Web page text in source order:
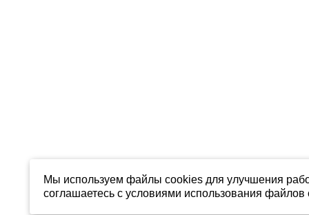
Мы используем файлы cookies для улучшения
соглашаетесь с условиями использования файлов